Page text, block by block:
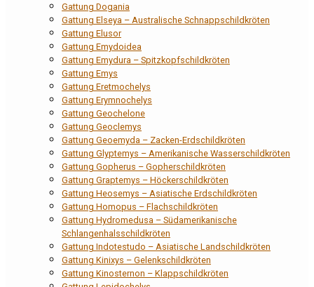
Gattung Dogania
Gattung Elseya – Australische Schnappschildkröten
Gattung Elusor
Gattung Emydoidea
Gattung Emydura – Spitzkopfschildkröten
Gattung Emys
Gattung Eretmochelys
Gattung Erymnochelys
Gattung Geochelone
Gattung Geoclemys
Gattung Geoemyda – Zacken-Erdschildkröten
Gattung Glyptemys – Amerikanische Wasserschildkröten
Gattung Gopherus – Gopherschildkröten
Gattung Graptemys – Höckerschildkröten
Gattung Heosemys – Asiatische Erdschildkröten
Gattung Homopus – Flachschildkröten
Gattung Hydromedusa – Südamerikanische
Schlangenhalsschildkröten
Gattung Indotestudo – Asiatische Landschildkröten
Gattung Kinixys – Gelenkschildkröten
Gattung Kinosternon – Klappschildkröten